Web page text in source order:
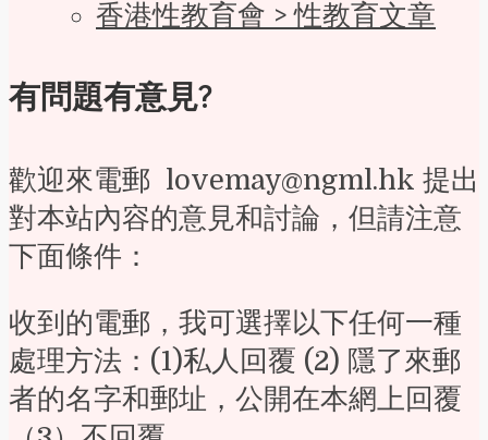
香港性教育會 > 性教育文章
有問題有意見?
歡迎來電郵 lovemay@ngml.hk 提出
對本站內容的意見和討論，但請注意
下面條件：
收到的電郵，我可選擇以下任何一種
處理方法：(1)私人回覆 (2) 隱了來郵
者的名字和郵址，公開在本網上回覆